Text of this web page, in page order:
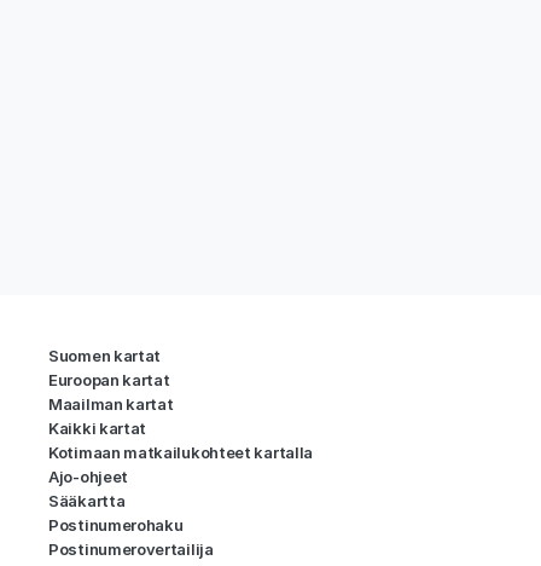
Suomen kartat
Euroopan kartat
Maailman kartat
Kaikki kartat
Kotimaan matkailukohteet kartalla
Ajo-ohjeet
Sääkartta
Postinumerohaku
Postinumerovertailija